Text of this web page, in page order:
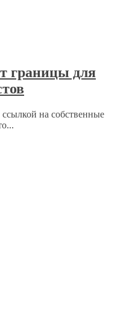
границы для
на собственные